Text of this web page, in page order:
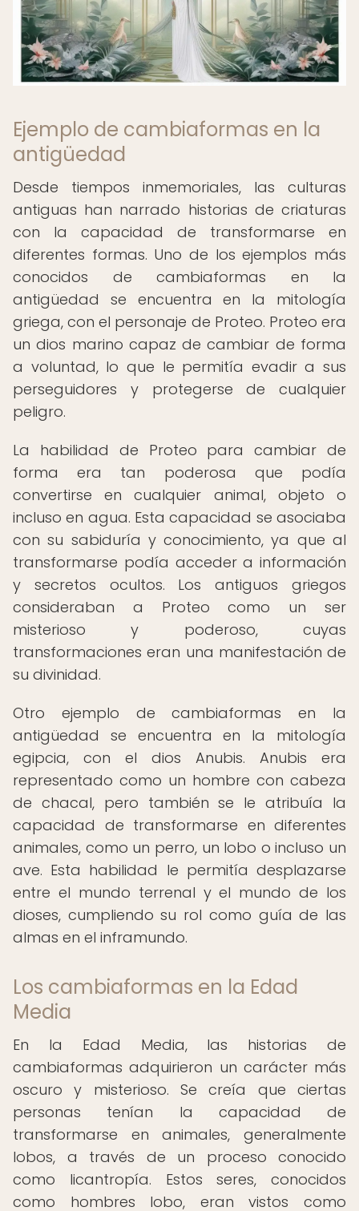
Ejemplo de cambiaformas en la
antigüedad
Desde tiempos inmemoriales, las culturas
antiguas han narrado historias de criaturas
con la capacidad de transformarse en
diferentes formas. Uno de los ejemplos más
conocidos de cambiaformas en la
antigüedad se encuentra en la mitología
griega, con el personaje de Proteo. Proteo era
un dios marino capaz de cambiar de forma
a voluntad, lo que le permitía evadir a sus
perseguidores y protegerse de cualquier
peligro.
La habilidad de Proteo para cambiar de
forma era tan poderosa que podía
convertirse en cualquier animal, objeto o
incluso en agua. Esta capacidad se asociaba
con su sabiduría y conocimiento, ya que al
transformarse podía acceder a información
y secretos ocultos. Los antiguos griegos
consideraban a Proteo como un ser
misterioso y poderoso, cuyas
transformaciones eran una manifestación de
su divinidad.
Otro ejemplo de cambiaformas en la
antigüedad se encuentra en la mitología
egipcia, con el dios Anubis. Anubis era
representado como un hombre con cabeza
de chacal, pero también se le atribuía la
capacidad de transformarse en diferentes
animales, como un perro, un lobo o incluso un
ave. Esta habilidad le permitía desplazarse
entre el mundo terrenal y el mundo de los
dioses, cumpliendo su rol como guía de las
almas en el inframundo.
Los cambiaformas en la Edad
Media
En la Edad Media, las historias de
cambiaformas adquirieron un carácter más
oscuro y misterioso. Se creía que ciertas
personas tenían la capacidad de
transformarse en animales, generalmente
lobos, a través de un proceso conocido
como licantropía. Estos seres, conocidos
como hombres lobo, eran vistos como